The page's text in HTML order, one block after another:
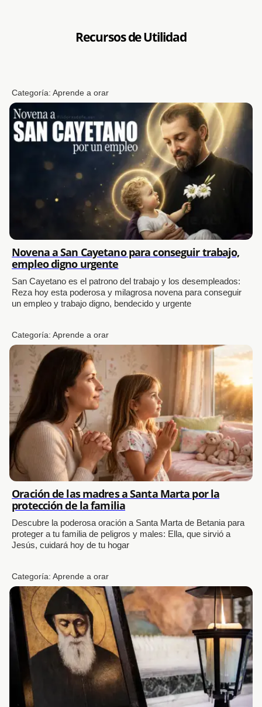
Recursos de Utilidad
Categoría:Aprende a orar
Novena a San Cayetano para conseguir trabajo,
empleo digno urgente
San Cayetano es el patrono del trabajo y los desempleados:
Reza hoy esta poderosa y milagrosa novena para conseguir
un empleo y trabajo digno, bendecido y urgente
Categoría:Aprende a orar
Oración de las madres a Santa Marta por la
protección de la familia
Descubre la poderosa oración a Santa Marta de Betania para
proteger a tu familia de peligros y males: Ella, que sirvió a
Jesús, cuidará hoy de tu hogar
Categoría:Aprende a orar